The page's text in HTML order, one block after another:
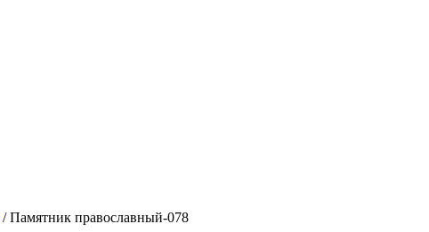
/ Памятник православный-078